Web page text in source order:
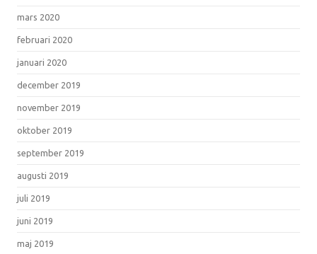
mars 2020
februari 2020
januari 2020
december 2019
november 2019
oktober 2019
september 2019
augusti 2019
juli 2019
juni 2019
maj 2019